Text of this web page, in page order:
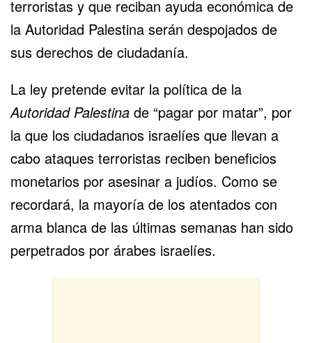
terroristas y que reciban ayuda económica de
la Autoridad Palestina serán despojados de
sus derechos de ciudadanía.
La ley pretende evitar la política de la
Autoridad Palestina de “pagar por matar”, por
la que los ciudadanos israelíes que llevan a
cabo ataques terroristas reciben beneficios
monetarios por asesinar a judíos. Como se
recordará, la mayoría de los atentados con
arma blanca de las últimas semanas han sido
perpetrados por árabes israelíes.